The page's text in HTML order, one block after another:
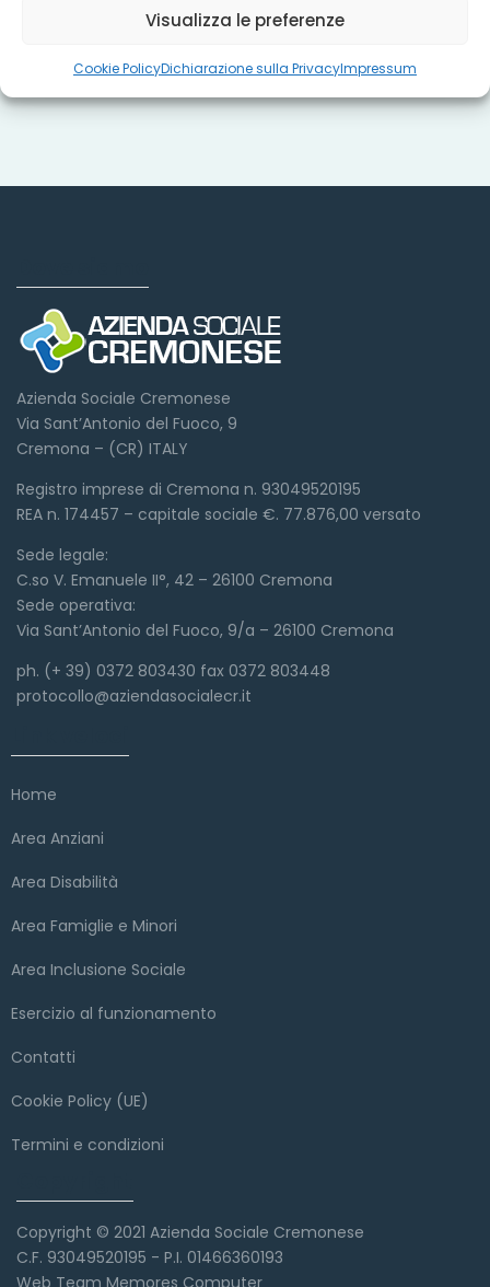
Visualizza le preferenze
Cookie PolicyDichiarazione sulla PrivacyImpressum
Misure regionali
Azienda Sociale Cremonese
Via Sant’Antonio del Fuoco, 9
Cremona – (CR) ITALY
Registro imprese di Cremona n. 93049520195
REA n. 174457 – capitale sociale €. 77.876,00 versato
Sede legale:
C.so V. Emanuele II°, 42 – 26100 Cremona
Sede operativa:
Via Sant’Antonio del Fuoco, 9/a – 26100 Cremona
ph. (+ 39) 0372 803430 fax 0372 803448
protocollo@aziendasocialecr.it
Home
Area Anziani
Area Disabilità
Area Famiglie e Minori
Area Inclusione Sociale
Esercizio al funzionamento
Contatti
Cookie Policy (UE)
Termini e condizioni
Copyright © 2021 Azienda Sociale Cremonese
C.F. 93049520195 - P.I. 01466360193
Web Team Memores Computer